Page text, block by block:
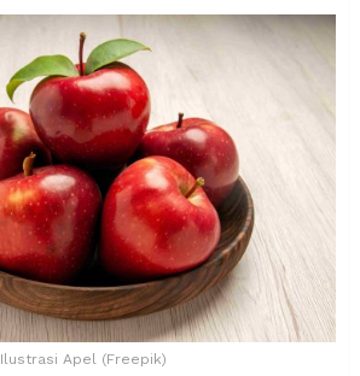
Ilustrasi Apel (Freepik)